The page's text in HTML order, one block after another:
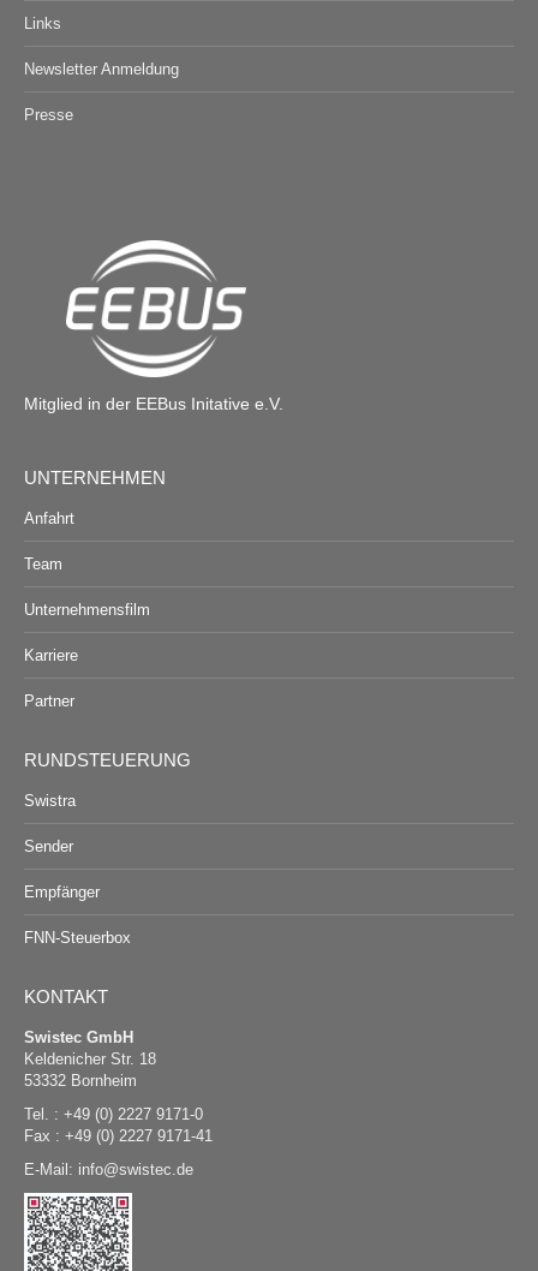
Links
Newsletter Anmeldung
Presse
Mitglied in der EEBus Initative e.V.
UNTERNEHMEN
Anfahrt
Team
Unternehmensfilm
Karriere
Partner
RUNDSTEUERUNG
Swistra
Sender
Empfänger
FNN-Steuerbox
KONTAKT
Swistec GmbH
Keldenicher Str. 18
53332 Bornheim
Tel. : +49 (0) 2227 9171-0
Fax : +49 (0) 2227 9171-41
E-Mail:
@swistec.de